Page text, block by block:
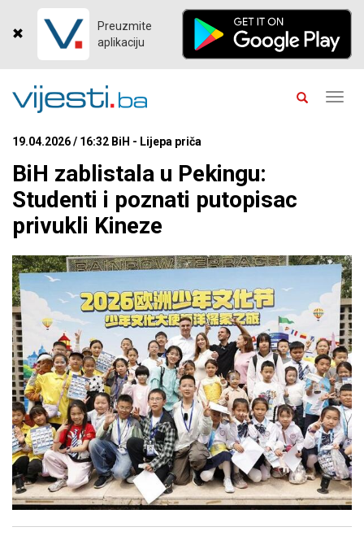
Preuzmite
aplikaciju
19.04.2026 / 16:32 BiH - Lijepa priča
BiH zablistala u Pekingu:
Studenti i poznati putopisac
privukli Kineze